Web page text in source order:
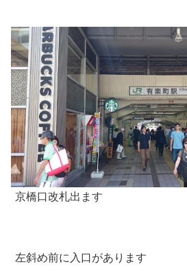
京橋口改札出ます
左斜め前に入口があります